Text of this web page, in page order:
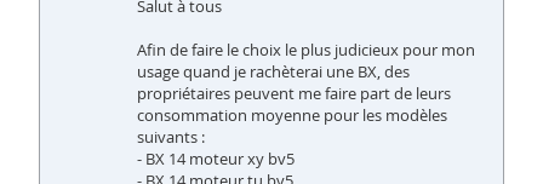
Salut à tous
Afin de faire le choix le plus judicieux pour mon
usage quand je rachèterai une BX, des
propriétaires peuvent me faire part de leurs
consommation moyenne pour les modèles
suivants :
- BX 14 moteur xy bv5